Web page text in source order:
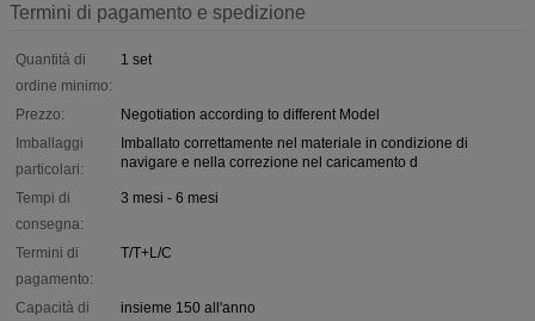
Termini di pagamento e spedizione
Quantità di
ordine minimo:
1 set
Prezzo:
Negotiation according to different Model
Imballaggi
particolari:
Imballato correttamente nel materiale in condizione di
navigare e nella correzione nel caricamento d
Tempi di
consegna:
3 mesi - 6 mesi
Termini di
pagamento:
T/T+L/C
Capacità di
insieme 150 all'anno